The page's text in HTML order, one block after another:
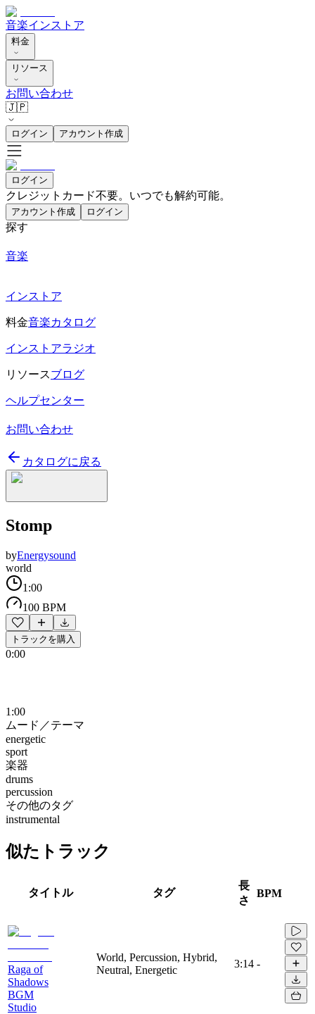
音楽インストア
料金
リソース
お問い合わせ
🇯🇵
ログイン アカウント作成
ログイン
クレジットカード不要。いつでも解約可能。
アカウント作成 ログイン
探す
音楽
インストア
料金音楽カタログ
インストアラジオ
リソースブログ
ヘルプセンター
お問い合わせ
カタログに戻る
Stomp
byEnergysound
world
1:00
100 BPM
トラックを購入
0:00
1:00
ムード／テーマ
energetic
sport
楽器
drums
percussion
その他のタグ
instrumental
似たトラック
タイトル タグ
長
さ
BPM
Raga of
Shadows
BGM
Studio
World, Percussion, Hybrid,
Neutral, Energetic
3:14 -